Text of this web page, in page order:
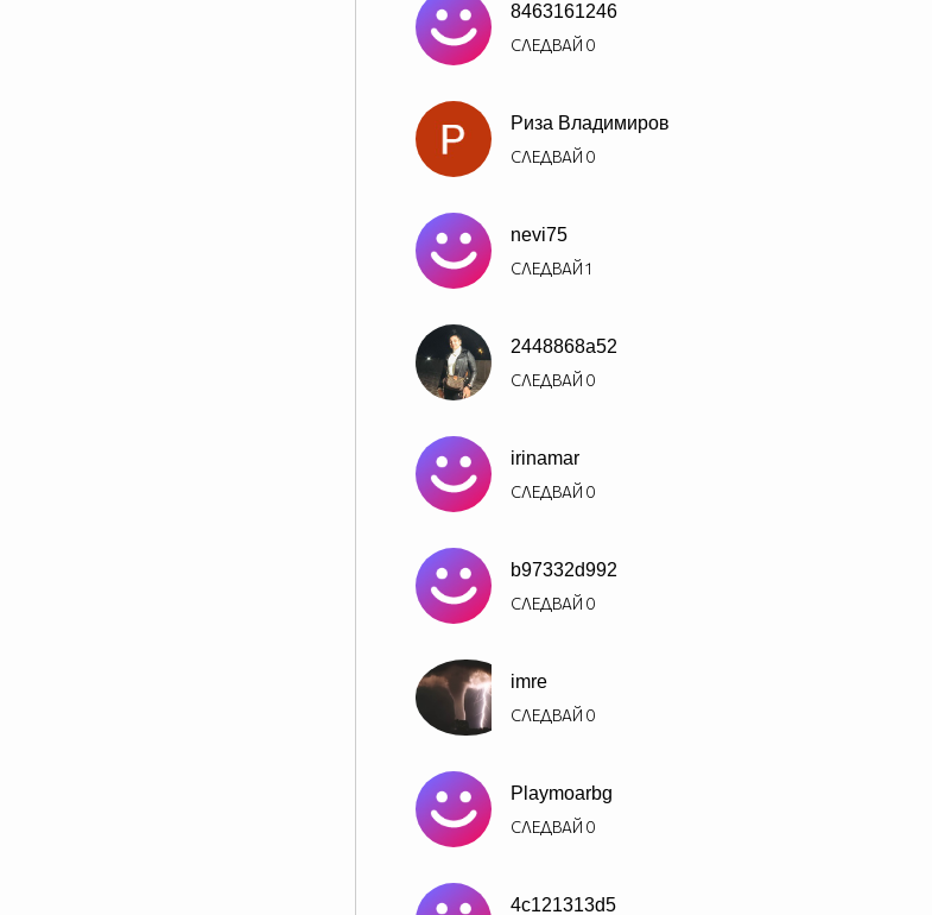
8463161246
СЛЕДВАЙ 0
Риза Владимиров
СЛЕДВАЙ 0
nevi75
СЛЕДВАЙ1
2448868a52
СЛЕДВАЙ 0
irinamar
СЛЕДВАЙ 0
b97332d992
СЛЕДВАЙ 0
imre
СЛЕДВАЙ 0
Playmoarbg
СЛЕДВАЙ 0
4c121313d5